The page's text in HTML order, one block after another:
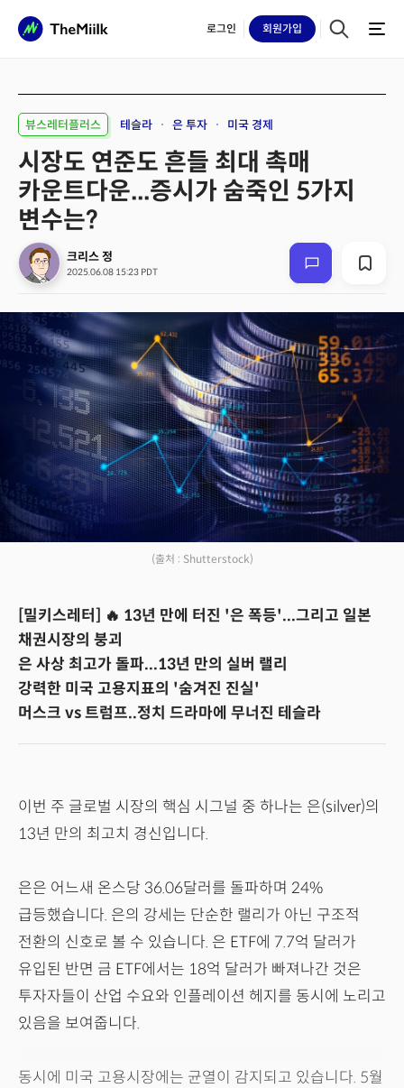
로그인 회원가입
뷰스레터플러스 테슬라 은 투자 미국 경제
시장도 연준도 흔들 최대 촉매
카운트다운...증시가 숨죽인 5가지
변수는?
크리스 정
2025.06.08 15:23 PDT
(출처 : Shutterstock)
[밀키스레터] 🔥 13년 만에 터진 '은 폭등'...그리고 일본
채권시장의 붕괴
은 사상 최고가 돌파...13년 만의 실버 랠리
강력한 미국 고용지표의 '숨겨진 진실'
머스크 vs 트럼프..정치 드라마에 무너진 테슬라
이번 주 글로벌 시장의 핵심 시그널 중 하나는 은(silver)의
13년 만의 최고치 경신입니다.
은은 어느새 온스당 36.06달러를 돌파하며 24%
급등했습니다. 은의 강세는 단순한 랠리가 아닌 구조적
전환의 신호로 볼 수 있습니다. 은 ETF에 7.7억 달러가
유입된 반면 금 ETF에서는 18억 달러가 빠져나간 것은
투자자들이 산업 수요와 인플레이션 헤지를 동시에 노리고
있음을 보여줍니다.
동시에 미국 고용시장에는 균열이 감지되고 있습니다. 5월